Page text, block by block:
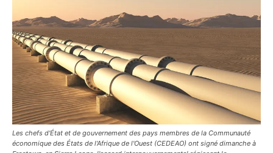
Les chefs d'État et de gouvernement des pays membres de la Communauté
économique des États de l'Afrique de l'Ouest (CEDEAO) ont signé dimanche à